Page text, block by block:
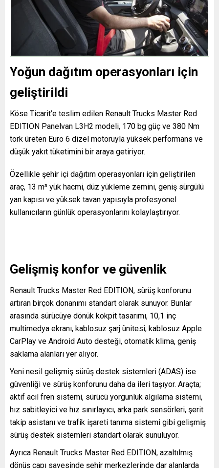
Yoğun dağıtım operasyonları için
geliştirildi
Köse Ticarit’e teslim edilen Renault Trucks Master Red
EDITION Panelvan L3H2 modeli, 170 bg güç ve 380 Nm
tork üreten Euro 6 dizel motoruyla yüksek performans ve
düşük yakıt tüketimini bir araya getiriyor.
Özellikle şehir içi dağıtım operasyonları için geliştirilen
araç, 13 m³ yük hacmi, düz yükleme zemini, geniş sürgülü
yan kapısı ve yüksek tavan yapısıyla profesyonel
kullanıcıların günlük operasyonlarını kolaylaştırıyor.
Gelişmiş konfor ve güvenlik
Renault Trucks Master Red EDITION, sürüş konforunu
artıran birçok donanımı standart olarak sunuyor. Bunlar
arasında sürücüye dönük kokpit tasarımı, 10,1 inç
multimedya ekranı, kablosuz şarj ünitesi, kablosuz Apple
CarPlay ve Android Auto desteği, otomatik klima, geniş
saklama alanları yer alıyor.
Yeni nesil gelişmiş sürüş destek sistemleri (ADAS) ise
güvenliği ve sürüş konforunu daha da ileri taşıyor. Araçta;
aktif acil fren sistemi, sürücü yorgunluk algılama sistemi,
hız sabitleyici ve hız sınırlayıcı, arka park sensörleri, şerit
takip asistanı ve trafik işareti tanıma sistemi gibi gelişmiş
sürüş destek sistemleri standart olarak sunuluyor.
Ayrıca Renault Trucks Master Red EDITION, azaltılmış
dönüş çapı sayesinde şehir merkezlerinde dar alanlarda